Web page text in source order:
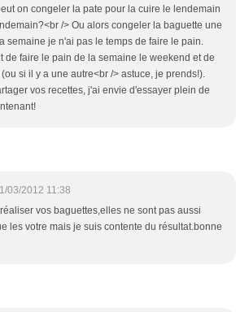
on congeler la pate pour la cuire le lendemain
/> Ou alors congeler la baguette une
semaine je n'ai pas le temps de faire le pain.
de faire le pain de la semaine le weekend et de
si il y a une autre<br /> astuce, je prends!).
vos recettes, j'ai envie d'essayer plein de
03/2012 11:38
vos baguettes,elles ne sont pas aussi
les votre mais je suis contente du résultat.bonne